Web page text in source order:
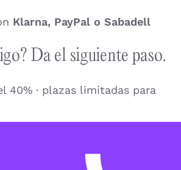
Klarna, PayPal o Sabadell
Da el siguiente paso.
40% · plazas limitadas para